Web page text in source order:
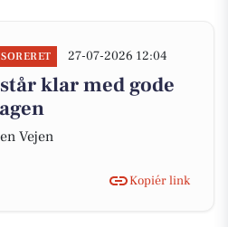
27-07-2026 12:04
klar med gode
Vejen
Kopiér link